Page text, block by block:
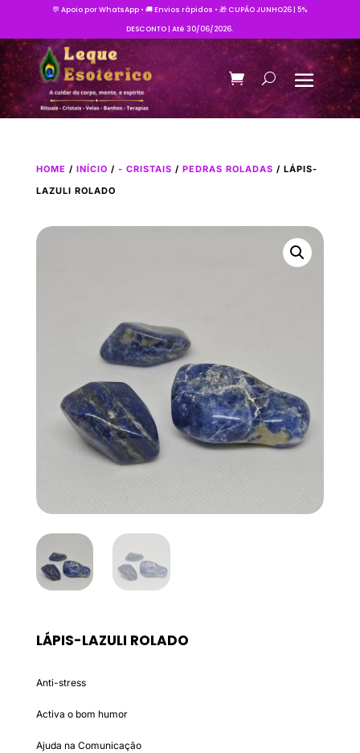
💬 Apoio por WhatsApp • 🚚 Envios rápidos • 🎁 CUPÃO JUNHO26 | 5%
DESCONTO | Até 30/06/2026.
HOME / INÍCIO / - CRISTAIS / PEDRAS ROLADAS / LÁPIS-
LAZULI ROLADO
LÁPIS-LAZULI ROLADO
Anti-stress
Activa o bom humor
Ajuda na Comunicação